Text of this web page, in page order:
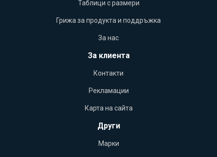
Таблици с размери
Грижа за продукта и поддръжка
За нас
За клиента
Контакти
Рекламации
Карта на сайта
Други
Марки